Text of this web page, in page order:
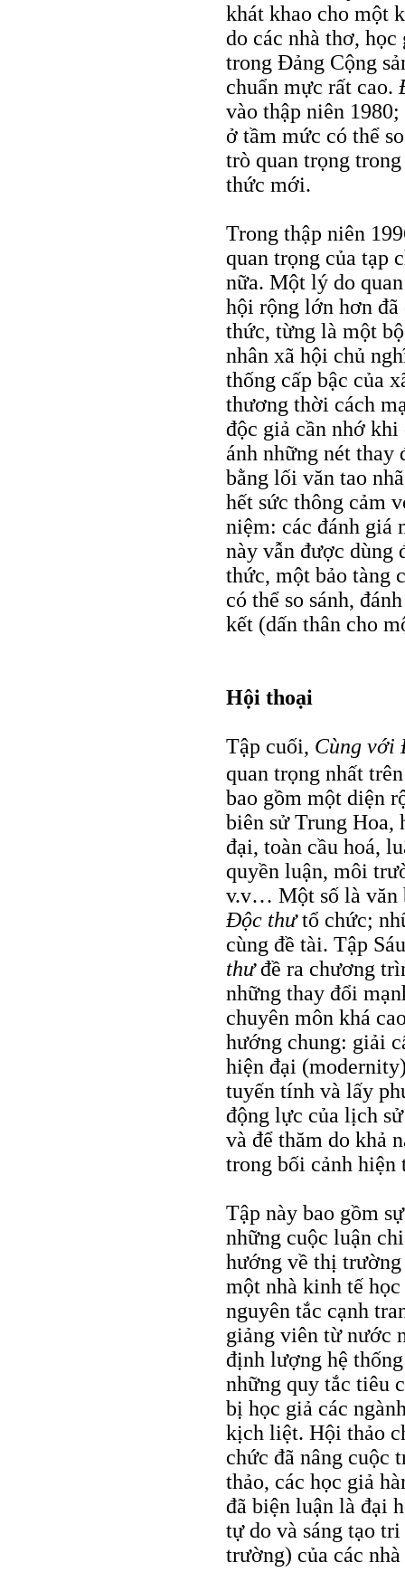
khát khao cho một
do các nhà thơ,
trong Ðảng Cộng
chuẩn mực rất cao.
vào thập niên
ở tầm mức có thể
trò quan trọng
thức mới.
Trong thập niên
quan trọng của tạp
nữa. Một lý do
hội rộng lớn hơn
thức, từng là một
nhân xã hội chủ
thống cấp bậc của
thương thời cách
độc giả cần nhớ
ánh những nét thay
bằng lối văn tao
hết sức thông cảm
niệm: các đánh giá
này vẫn được dùng
thức, một bảo tàng
có thể so sánh,
kết (dấn thân cho
Hội thoại
Tập cuối, Cùng với
quan trọng nhất
bao gồm một diện
biên sử Trung Hoa,
đại, toàn cầu hoá,
quyền luận, môi
v.v… Một số là văn
Ðộc thưtổ chức;
cùng đề tài. Tập
thưđề ra chương
những thay đổi
chuyên môn khá
hướng chung: giải
hiện đại
tuyến tính và lấy
động lực của lịch
và để thăm do khả
trong bối cảnh hiện
Tập này bao gồm
những cuộc luận
hướng về thị
một nhà kinh tế
nguyên tắc cạnh
giảng viên từ nước
định lượng hệ
những quy tắc tiêu
bị học giả các
kịch liệt. Hội thảo
chức đã nâng cuộc
thảo, các học giả
đã biện luận là đại
tự do và sáng tạo
trường) của các